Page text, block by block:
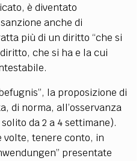
è diventato
anche di
più di un diritto “che si
che si ha e la cui
la proposizione di
di norma, all’osservanza
da 2 a 4 settimane).
volte, tenere conto, in
presentate